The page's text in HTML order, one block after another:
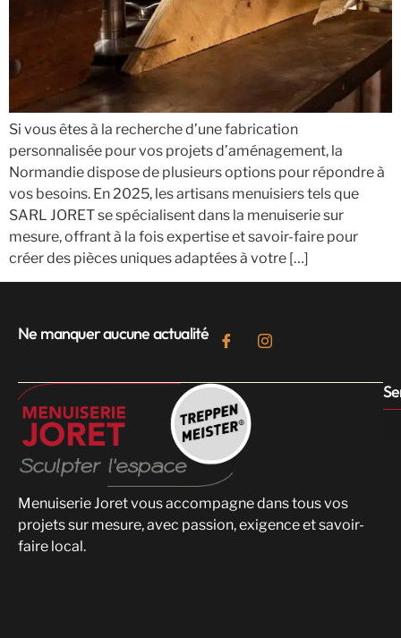
Si vous êtes à la recherche d’une fabrication
personnalisée pour vos projets d’aménagement, la
Normandie dispose de plusieurs options pour répondre à
vos besoins. En 2025, les artisans menuisiers tels que
SARL JORET se spécialisent dans la menuiserie sur
mesure, offrant à la fois expertise et savoir-faire pour
créer des pièces uniques adaptées à votre […]
Ne manquer aucune actualité
Menuiserie Joret vous accompagne dans tous vos
projets sur mesure, avec passion, exigence et savoir-
faire local.